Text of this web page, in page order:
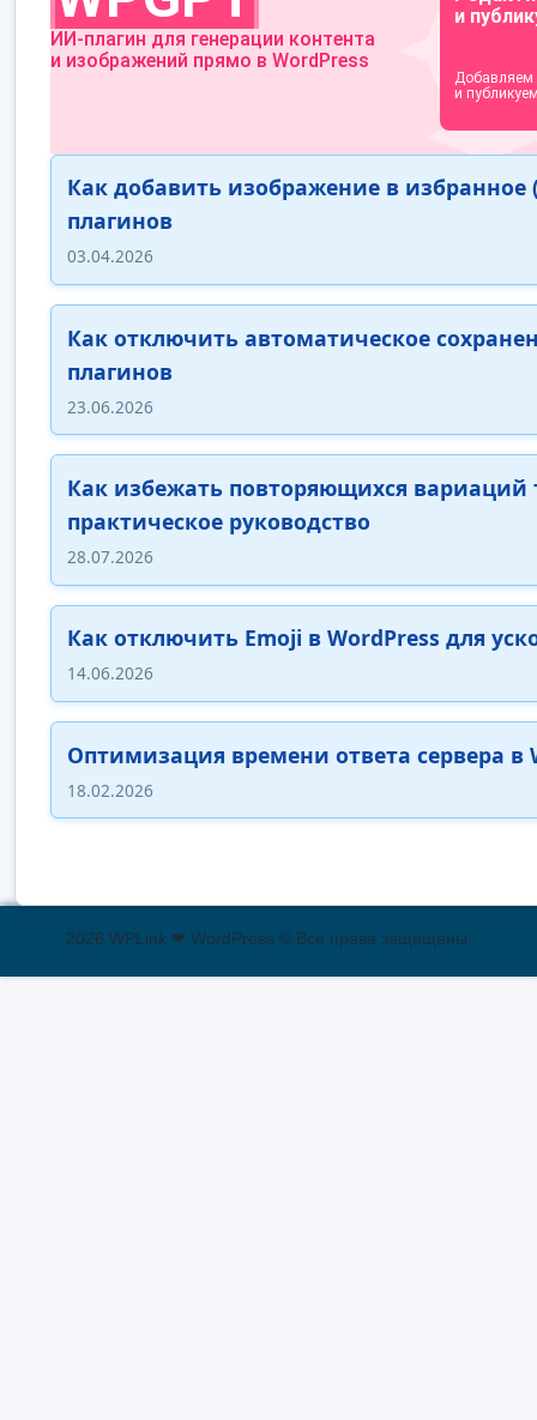
Как добавить изображение в избранное
плагинов
03.04.2026
Как отключить автоматическое
плагинов
23.06.2026
Как избежать повторяющихся вариаций
практическое руководство
28.07.2026
Как отключить Emoji в WordPress для
14.06.2026
Оптимизация времени ответа сервера в
18.02.2026
2026 WPLink ❤ WordPress © Все права защищены.